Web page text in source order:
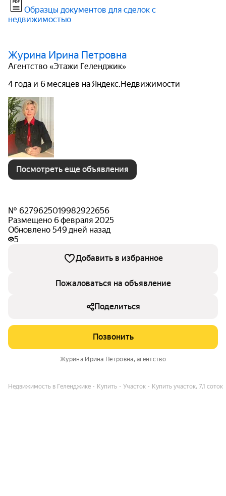
Образцы документов для сделок с
недвижимостью
Журина Ирина Петровна
Агентство «Этажи Геленджик»
4 года и 6 месяцев на Яндекс.Недвижимости
Посмотреть еще объявления
№ 6279625019982922656
Размещено 6 февраля 2025
Обновлено 549 дней назад
5
Добавить в избранное
Пожаловаться на объявление
Поделиться
Позвонить
Журина Ирина Петровна, агентство
Недвижимость в Геленджике Купить Участок Купить участок, 7,1 соток